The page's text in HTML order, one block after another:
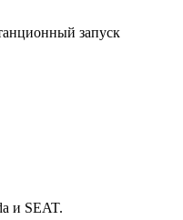
запуск
и SEAT.